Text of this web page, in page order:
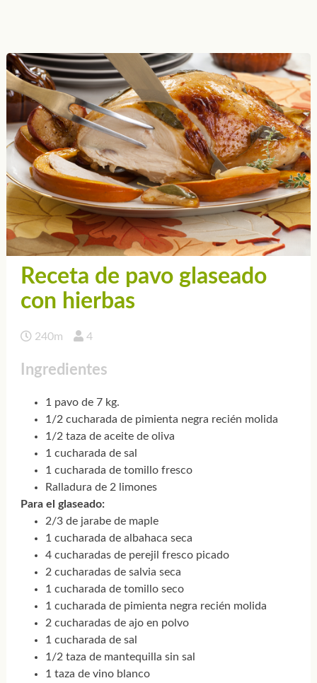
Receta de pavo glaseado
con hierbas
240m 4
Ingredientes
1 pavo de 7 kg.
1/2 cucharada de pimienta negra recién molida
1/2 taza de aceite de oliva
1 cucharada de sal
1 cucharada de tomillo fresco
Ralladura de 2 limones
Para el glaseado:
2/3 de jarabe de maple
1 cucharada de albahaca seca
4 cucharadas de perejil fresco picado
2 cucharadas de salvia seca
1 cucharada de tomillo seco
1 cucharada de pimienta negra recién molida
2 cucharadas de ajo en polvo
1 cucharada de sal
1/2 taza de mantequilla sin sal
1 taza de vino blanco